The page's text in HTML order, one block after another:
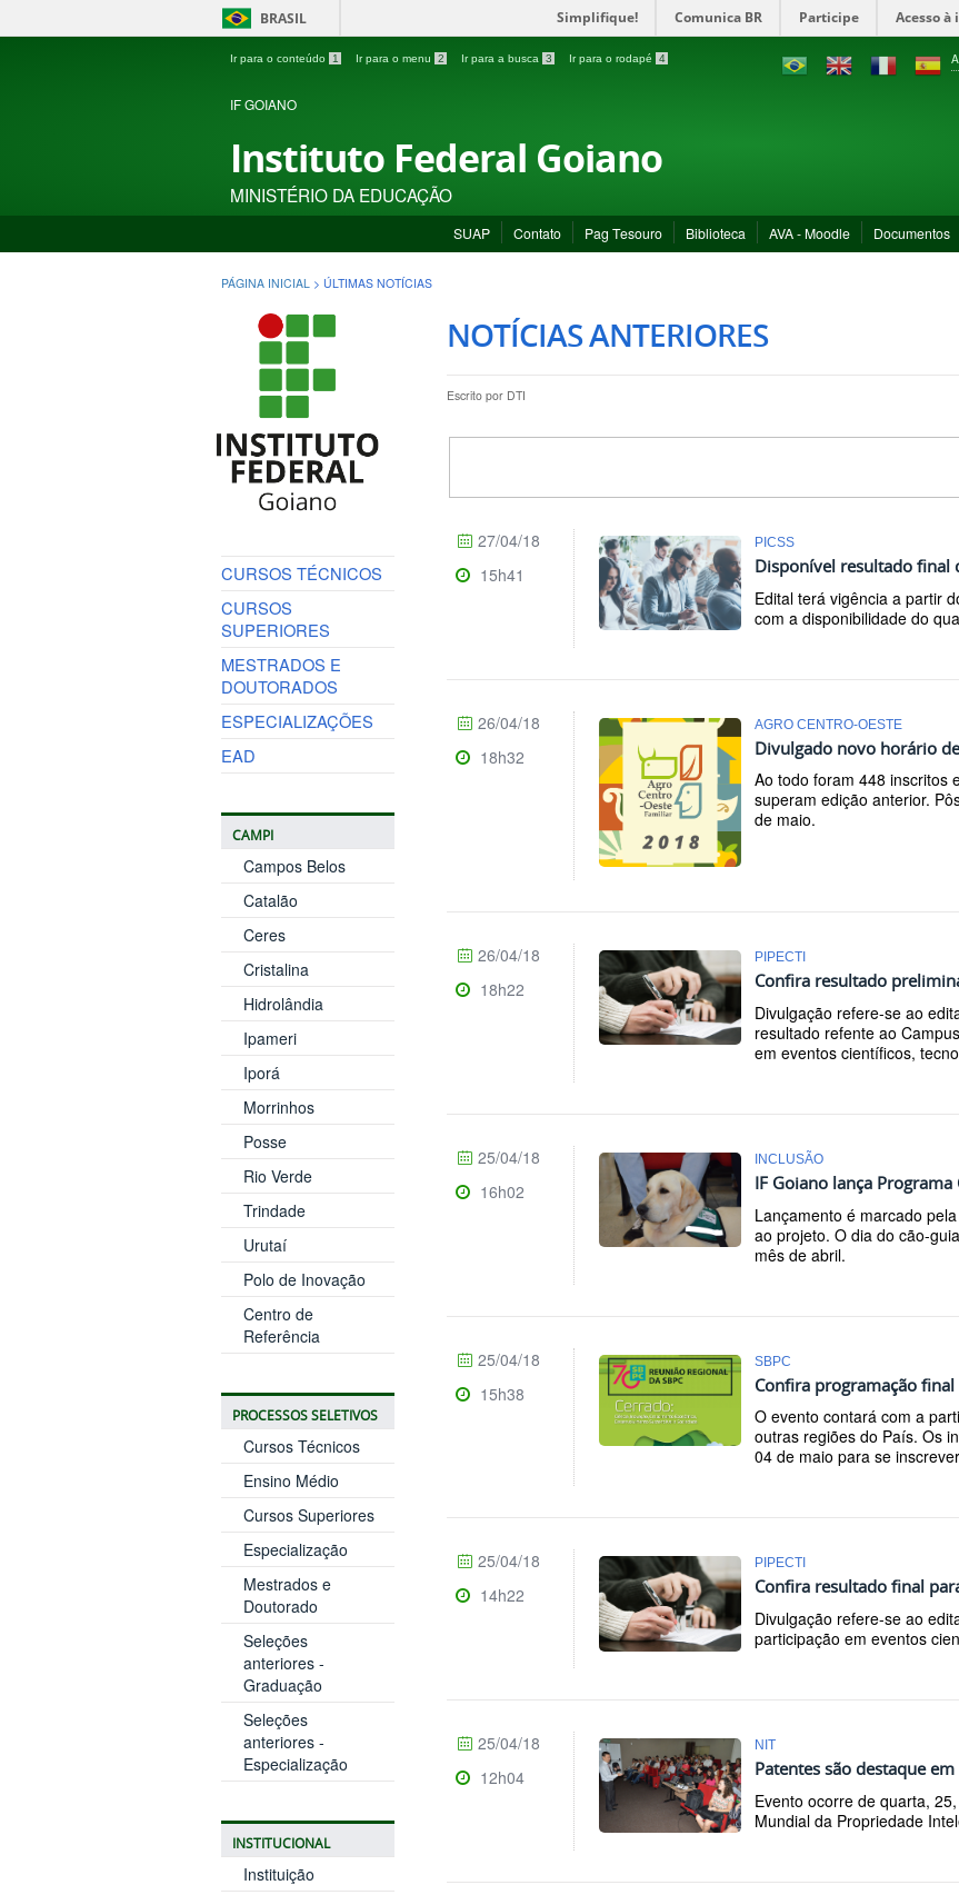
BRASIL Simplifique! Comunica BR Participe Acesso
Ir para o conteúdo 1 Ir para o menu 2 Ir para a busca 3 Ir para o rodapé 4
IF GOIANO
Instituto Federal Goiano
MINISTÉRIO DA EDUCAÇÃO
SUAP Contato Pag Tesouro Biblioteca AVA - Moodle Documentos
PÁGINA INICIAL > ÚLTIMAS NOTÍCIAS
CURSOS TÉCNICOS
CURSOS
SUPERIORES
MESTRADOS E
DOUTORADOS
ESPECIALIZAÇÕES
EAD
CAMPI
Campos Belos
Catalão
Ceres
Cristalina
Hidrolândia
Ipameri
Iporá
Morrinhos
Posse
Rio Verde
Trindade
Urutaí
Polo de Inovação
Centro de
Referência
PROCESSOS SELETIVOS
Cursos Técnicos
Ensino Médio
Cursos Superiores
Especialização
Mestrados e
Doutorado
Seleções
anteriores -
Graduação
Seleções
anteriores -
Especialização
INSTITUCIONAL
Instituição
NOTÍCIAS ANTERIORES
Escrito por DTI
PICSS
Disponível resultado final
Edital terá vigência a partir
com a disponibilidade do
27/04/18
15h41
AGRO CENTRO-OESTE
Divulgado novo horário
Ao todo foram 448 inscritos
superam edição anterior.
de maio.
26/04/18
18h32
PIPECTI
Confira resultado
Divulgação refere-se ao
resultado refente ao
em eventos científicos,
26/04/18
18h22
INCLUSÃO
IF Goiano lança Programa
Lançamento é marcado
ao projeto. O dia do cão-
mês de abril.
25/04/18
16h02
SBPC
Confira programação final
O evento contará com a
outras regiões do País. Os
04 de maio para se
25/04/18
15h38
PIPECTI
Confira resultado final
Divulgação refere-se ao
participação em eventos
25/04/18
14h22
NIT
Patentes são destaque
Evento ocorre de quarta,
Mundial da Propriedade
25/04/18
12h04